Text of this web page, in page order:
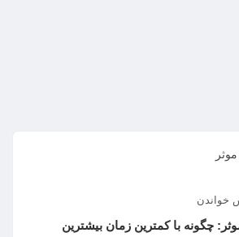
خواندن
چگونه با کمترین زمان بیشترین